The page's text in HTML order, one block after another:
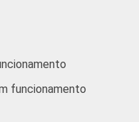
funcionamento